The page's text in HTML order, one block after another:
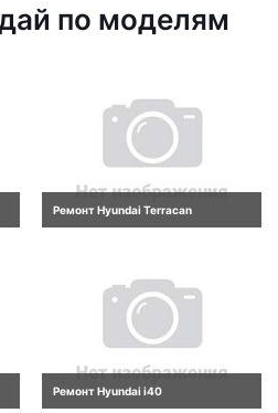
по моделям
Ремонт Hyundai Terracan
Ремонт Hyundai i40